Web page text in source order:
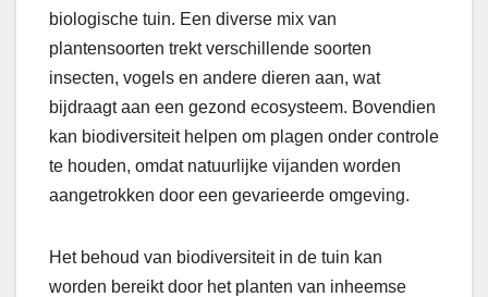
biologische tuin. Een diverse mix van
plantensoorten trekt verschillende soorten
insecten, vogels en andere dieren aan, wat
bijdraagt aan een gezond ecosysteem. Bovendien
kan biodiversiteit helpen om plagen onder controle
te houden, omdat natuurlijke vijanden worden
aangetrokken door een gevarieerde omgeving.
Het behoud van biodiversiteit in de tuin kan
worden bereikt door het planten van inheemse